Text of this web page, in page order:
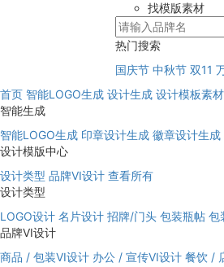
找模版素材
热门搜索
国庆节 中秋节 双11
首页 智能LOGO生成 设计生成 设计模板素材
智能生成
智能LOGO生成 印章设计生成 徽章设计生成
设计模版中心
设计类型 品牌VI设计 查看所有
设计类型
LOGO设计 名片设计 招牌/门头 包装瓶帖 包
品牌VI设计
商品 / 包装VI设计 办公 / 宣传VI设计 餐饮 /